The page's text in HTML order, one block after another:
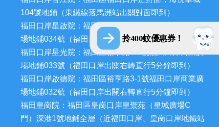
拎400蚊優惠券！
104號地鋪（東鐵線落馬洲站出關對面即到）
福田口岸星啟院：福田區裕亨路3-1號福田口岸商業廣
場地鋪034號（福田口岸出關右轉直行5分鐘即到）
福田口岸星光院：福田區裕亨路3-1號福田口岸商業廣
場地鋪033號（福田口岸出關右轉直行5分鐘即到）
福田口岸啟德院：福田區裕亨路3-1號福田口岸商業廣
場地鋪032號（福田口岸出關右轉直行5分鐘即到）
福田皇崗院：福田區皇崗口岸皇禦苑（皇城廣場C
門）深港1號地鋪全層（近福田口岸、皇崗口岸地鐵站